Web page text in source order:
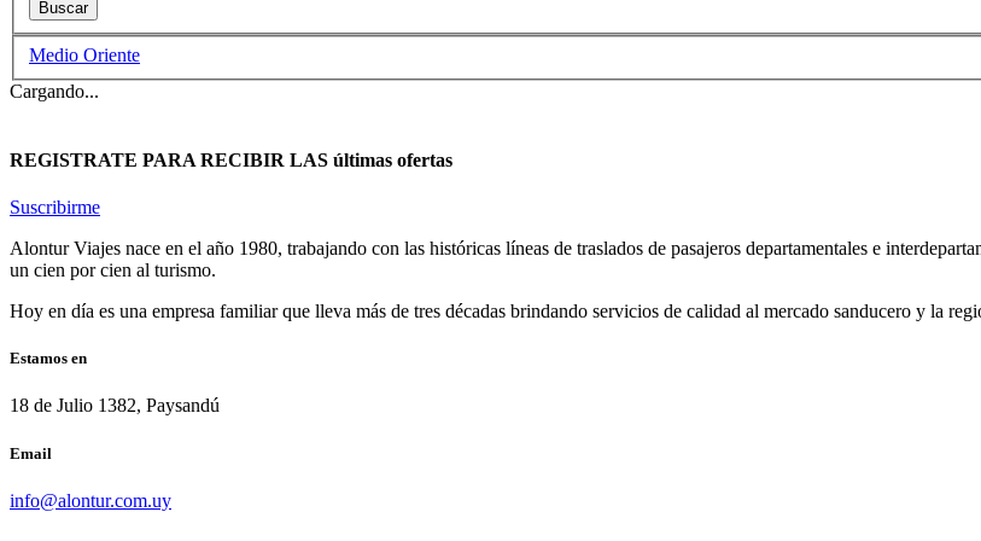
Medio Oriente
Cargando...
REGISTRATE PARA RECIBIR LAS últimas ofertas
Suscribirme
Alontur Viajes nace en el año 1980, trabajando con las históricas líneas de traslados de pasajeros departamentales e
un cien por cien al turismo.
Hoy en día es una empresa familiar que lleva más de tres décadas brindando servicios de calidad al mercado sanducero y la
Estamos en
18 de Julio 1382, Paysandú
Email
info@alontur.com.uy